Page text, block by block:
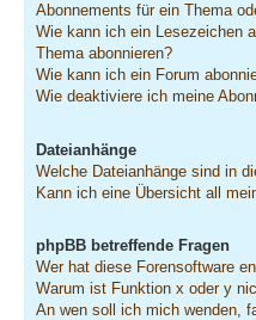
Abonnements für ein Thema
Wie kann ich ein Lesezeichen
Thema abonnieren?
Wie kann ich ein Forum
Wie deaktiviere ich meine
Dateianhänge
Welche Dateianhänge sind in
Kann ich eine Übersicht all
phpBB betreffende Fragen
Wer hat diese Forensoftware
Warum ist Funktion x oder y
An wen soll ich mich wenden,